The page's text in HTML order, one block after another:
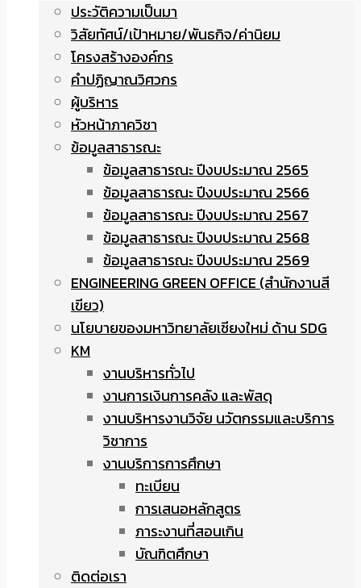
ประวัติความเป็นมา
วิสัยทัศน์/เป้าหมาย/พันธกิจ/ค่านิยม
โครงสร้างองค์กร
คำปฏิญาณวิศวกร
ผู้บริหาร
หัวหน้าภาควิชา
ข้อมูลสาธารณะ
ข้อมูลสาธารณะ ปีงบประมาณ 2565
ข้อมูลสาธารณะ ปีงบประมาณ 2566
ข้อมูลสาธารณะ ปีงบประมาณ 2567
ข้อมูลสาธารณะ ปีงบประมาณ 2568
ข้อมูลสาธารณะ ปีงบประมาณ 2569
ENGINEERING GREEN OFFICE (สำนักงานสี
เขียว)
นโยบายของมหาวิทยาลัยเชียงใหม่ ด้าน SDG
KM
งานบริหารทั่วไป
งานการเงินการคลัง และพัสดุ
งานบริหารงานวิจัย นวัตกรรมและบริการ
วิชาการ
งานบริการการศึกษา
ทะเบียน
การเสนอหลักสูตร
ภาระงานที่สอนเกิน
บัณฑิตศึกษา
ติดต่อเรา